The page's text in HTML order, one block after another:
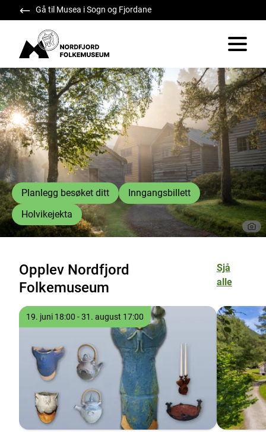
Gå til Musea i Sogn og Fjordane
Nordfjord Folkemuseum
Vis/skjul
Nordfjord Folkemuseum
Planlegg besøket ditt
Inngangsbillett
Holvikejekta
Opplev Nordfjord
Folkemuseum
Sjå
alle
Tre komande opplevingar henta blant alle våre museum
Tidspunkt
19. juni 18:00 til
- 31. august 17:00